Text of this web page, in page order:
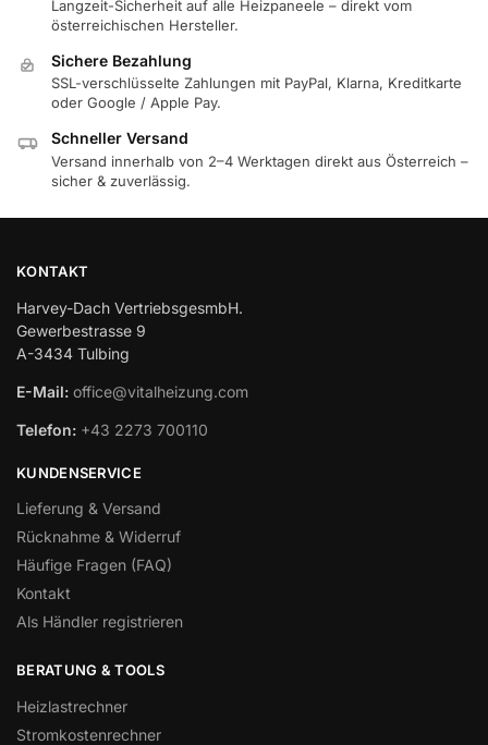
Langzeit-Sicherheit auf alle Heizpaneele – direkt vom
österreichischen Hersteller.
Sichere Bezahlung
SSL-verschlüsselte Zahlungen mit PayPal, Klarna, Kreditkarte
oder Google / Apple Pay.
Schneller Versand
Versand innerhalb von 2–4 Werktagen direkt aus Österreich –
sicher & zuverlässig.
KONTAKT
Harvey-Dach VertriebsgesmbH.
Gewerbestrasse 9
A-3434 Tulbing
E-Mail: office@vitalheizung.com
Telefon: +43 2273 700110
KUNDENSERVICE
Lieferung & Versand
Rücknahme & Widerruf
Häufige Fragen (FAQ)
Kontakt
Als Händler registrieren
BERATUNG & TOOLS
Heizlastrechner
Stromkostenrechner